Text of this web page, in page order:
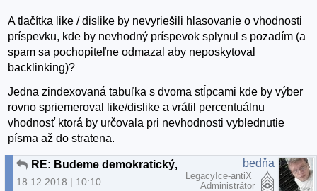
A tlačítka like / dislike by nevyriešili hlasovanie o vhodnosti
príspevku, kde by nevhodný príspevok splynul s pozadím (a
spam sa pochopiteľne odmazal aby neposkytoval
backlinking)?
Jedna zindexovaná tabuľka s dvoma stĺpcami kde by výber
rovno spriemeroval like/dislike a vrátil percentuálnu
vhodnosť ktorá by určovala pri nevhodnosti vyblednutie
písma až do stratena.
18.12.2018 | 10:10
bedňa
LegacyIce-antiX
Administrátor